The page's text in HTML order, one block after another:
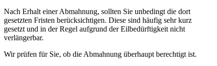
Nach Erhalt einer Abmahnung, sollten Sie unbedingt die dort
gesetzten Fristen berücksichtigen. Diese sind häufig sehr kurz
gesetzt und in der Regel aufgrund der Eilbedürftigkeit nicht
verlängerbar.
Wir prüfen für Sie, ob die Abmahnung überhaupt berechtigt ist.